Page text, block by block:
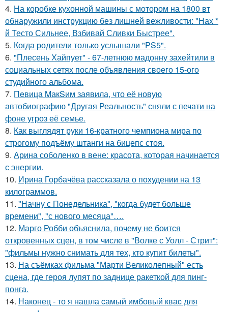
4. На коробке кухонной машины с мотором на 1800 вт
обнаружили инструкцию без лишней вежливости: "Нах *
й Тесто Сильнее, Взбивай Сливки Быстрее".
5. Когда родители только услышали "PS5".
6. "Плесень Хайпует" - 67-летнюю мадонну захейтили в
социальных сетях после объявления своего 15-ого
студийного альбома.
7. Пeвица MакSим заявила, что её новую
автобиографию "Другая Реальность" сняли с печати на
фоне угроз её семье.
8. Как выглядят руки 16-кратного чемпиона мира по
строгому подъёму штанги на бицепс стоя.
9. Арина соболенко в вене: красота, которая начинается
с энергии.
10. Ирина Горбачёва рассказала о похудении на 13
килограммов.
11. "Начну с Понедельника", "когда будет больше
времени", "с нового месяца"….
12. Марго Робби объяснила, почему не боится
откровенных сцен, в том числе в "Волке с Уолл - Стрит":
"фильмы нужно снимать для тех, кто купит билеты".
13. На съёмках фильма "Марти Великолепный" есть
сцена, где героя лупят по заднице ракеткой для пинг-
понга.
14. Наконец - то я нашла cамый имбовый кваc для